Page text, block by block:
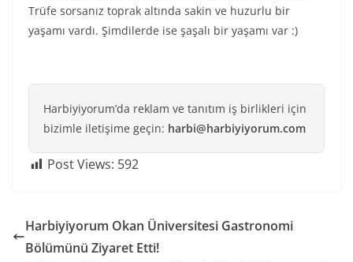
Trüfe sorsanız toprak altında sakin ve huzurlu bir
yaşamı vardı. Şimdilerde ise şaşalı bir yaşamı var :)
Harbiyiyorum’da reklam ve tanıtım iş birlikleri için
bizimle iletişime geçin: harbi@harbiyiyorum.com
Post Views: 592
Harbiyiyorum Okan Üniversitesi Gastronomi
Bölümünü Ziyaret Etti!